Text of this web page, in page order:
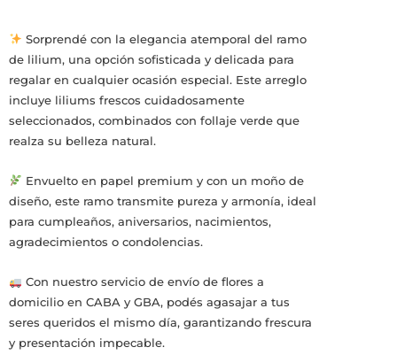
Sorprendé con la elegancia atemporal del ramo
de lilium, una opción sofisticada y delicada para
regalar en cualquier ocasión especial. Este arreglo
incluye liliums frescos cuidadosamente
seleccionados, combinados con follaje verde que
realza su belleza natural.
Envuelto en papel premium y con un moño de
diseño, este ramo transmite pureza y armonía, ideal
para cumpleaños, aniversarios, nacimientos,
agradecimientos o condolencias.
Con nuestro servicio de envío de flores a
domicilio en CABA y GBA, podés agasajar a tus
seres queridos el mismo día, garantizando frescura
y presentación impecable.